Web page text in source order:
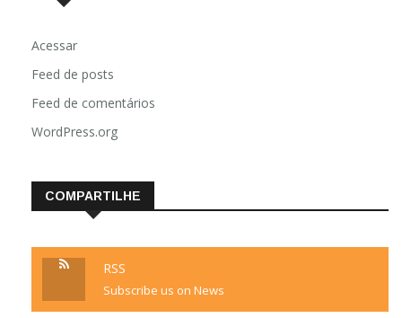
Acessar
Feed de posts
Feed de comentários
WordPress.org
COMPARTILHE
RSS
Subscribe us on News